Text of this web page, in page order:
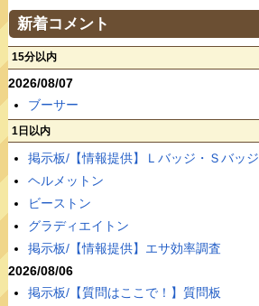
新着コメント
15分以内
2026/08/07
ブーサー
1日以内
掲示板/【情報提供】Ｌバッジ・Ｓバッジ
ヘルメットン
ビーストン
グラディエイトン
掲示板/【情報提供】エサ効率調査
2026/08/06
掲示板/【質問はここで！】質問板